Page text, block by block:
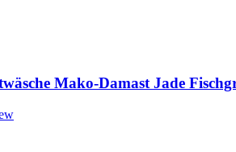
Mako-Damast Jade